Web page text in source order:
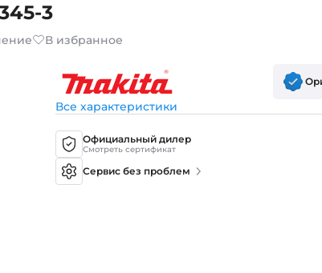
3
В избранное
Все характеристики
Официальный дилер
Смотреть сертификат
Сервис без проблем